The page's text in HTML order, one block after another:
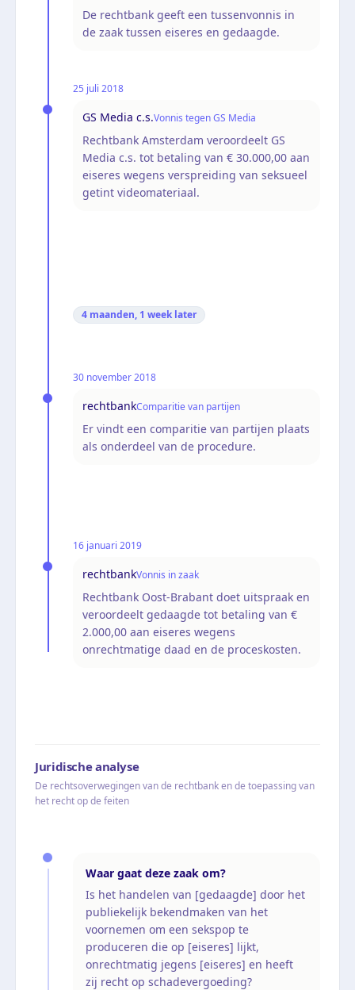
De rechtbank geeft een tussenvonnis in
de zaak tussen eiseres en gedaagde.
25 juli 2018
GS Media c.s.Vonnis tegen GS Media
Rechtbank Amsterdam veroordeelt GS
Media c.s. tot betaling van € 30.000,00 aan
eiseres wegens verspreiding van seksueel
getint videomateriaal.
4 maanden, 1 week later
30 november 2018
rechtbankComparitie van partijen
Er vindt een comparitie van partijen plaats
als onderdeel van de procedure.
16 januari 2019
rechtbankVonnis in zaak
Rechtbank Oost-Brabant doet uitspraak en
veroordeelt gedaagde tot betaling van €
2.000,00 aan eiseres wegens
onrechtmatige daad en de proceskosten.
Juridische analyse
De rechtsoverwegingen van de rechtbank en de toepassing van
het recht op de feiten
Waar gaat deze zaak om?
Is het handelen van [gedaagde] door het
publiekelijk bekendmaken van het
voornemen om een sekspop te
produceren die op [eiseres] lijkt,
onrechtmatig jegens [eiseres] en heeft
zij recht op schadevergoeding?